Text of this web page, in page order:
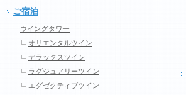
ご宿泊
ウイングタワー
オリエンタルツイン
デラックスツイン
ラグジュアリーツイン
エグゼクティブツイン